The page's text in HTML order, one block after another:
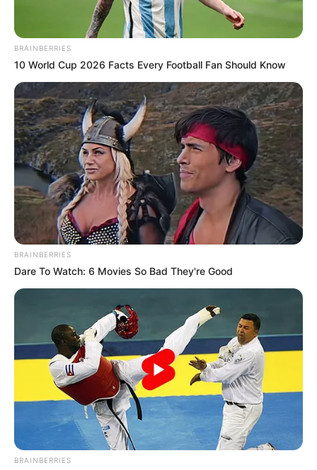
BRAINBERRIES
10 World Cup 2026 Facts Every Football Fan Should Know
BRAINBERRIES
Dare To Watch: 6 Movies So Bad They're Good
BRAINBERRIES